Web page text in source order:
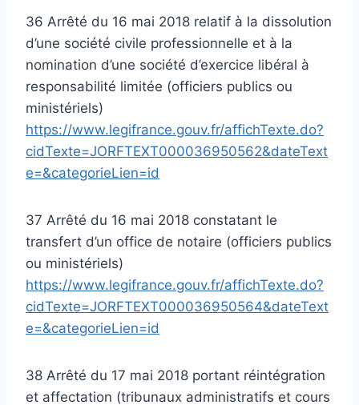
36 Arrêté du 16 mai 2018 relatif à la dissolution
d’une société civile professionnelle et à la
nomination d’une société d’exercice libéral à
responsabilité limitée (officiers publics ou
ministériels)
https://www.legifrance.gouv.fr/affichTexte.do?
cidTexte=JORFTEXT000036950562&dateText
e=&categorieLien=id
37 Arrêté du 16 mai 2018 constatant le
transfert d’un office de notaire (officiers publics
ou ministériels)
https://www.legifrance.gouv.fr/affichTexte.do?
cidTexte=JORFTEXT000036950564&dateText
e=&categorieLien=id
38 Arrêté du 17 mai 2018 portant réintégration
et affectation (tribunaux administratifs et cours